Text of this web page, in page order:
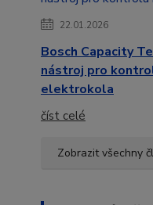
22.01.2026
Bosch Capacity
nástroj pro
elektrokola
číst celé
Zobrazit všechny